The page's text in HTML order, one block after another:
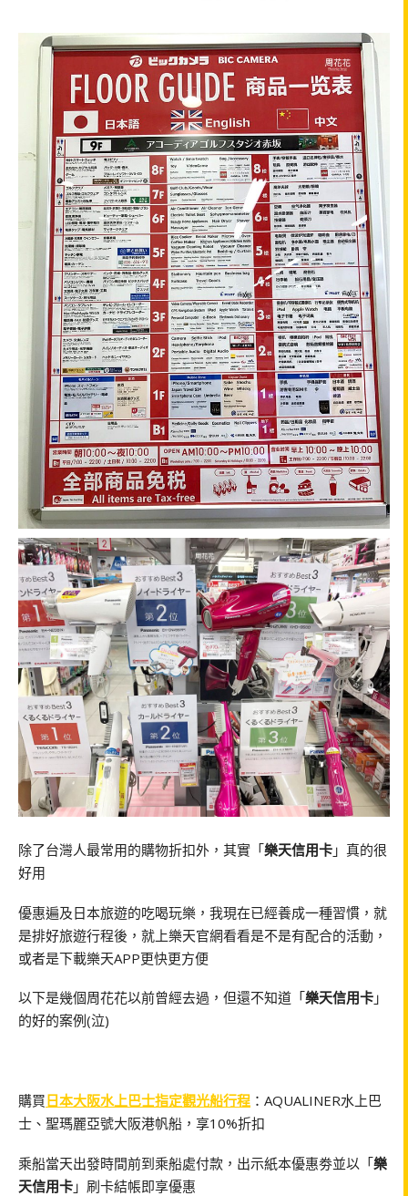
除了台灣人最常用的購物折扣外，其實「樂天信用卡 」真的很
好用
優惠遍及日本旅遊的吃喝玩樂，我現在已經養成一種習慣，就
是排好旅遊行程後，就上樂天官網看看是不是有配合的活動，
或者是下載樂天APP更快更方便
以下是幾個周花花以前曾經去過，但還不知道「樂天信用卡 」
的好的案例(泣)
購買日本大阪水上巴士指定觀光船行程 ：AQUALINER水上巴
士、聖瑪麗亞號大阪港帆船，享10%折扣
乘船當天出發時間前到乘船處付款，出示紙本優惠劵並以「樂
天信用卡 」刷卡結帳即享優惠